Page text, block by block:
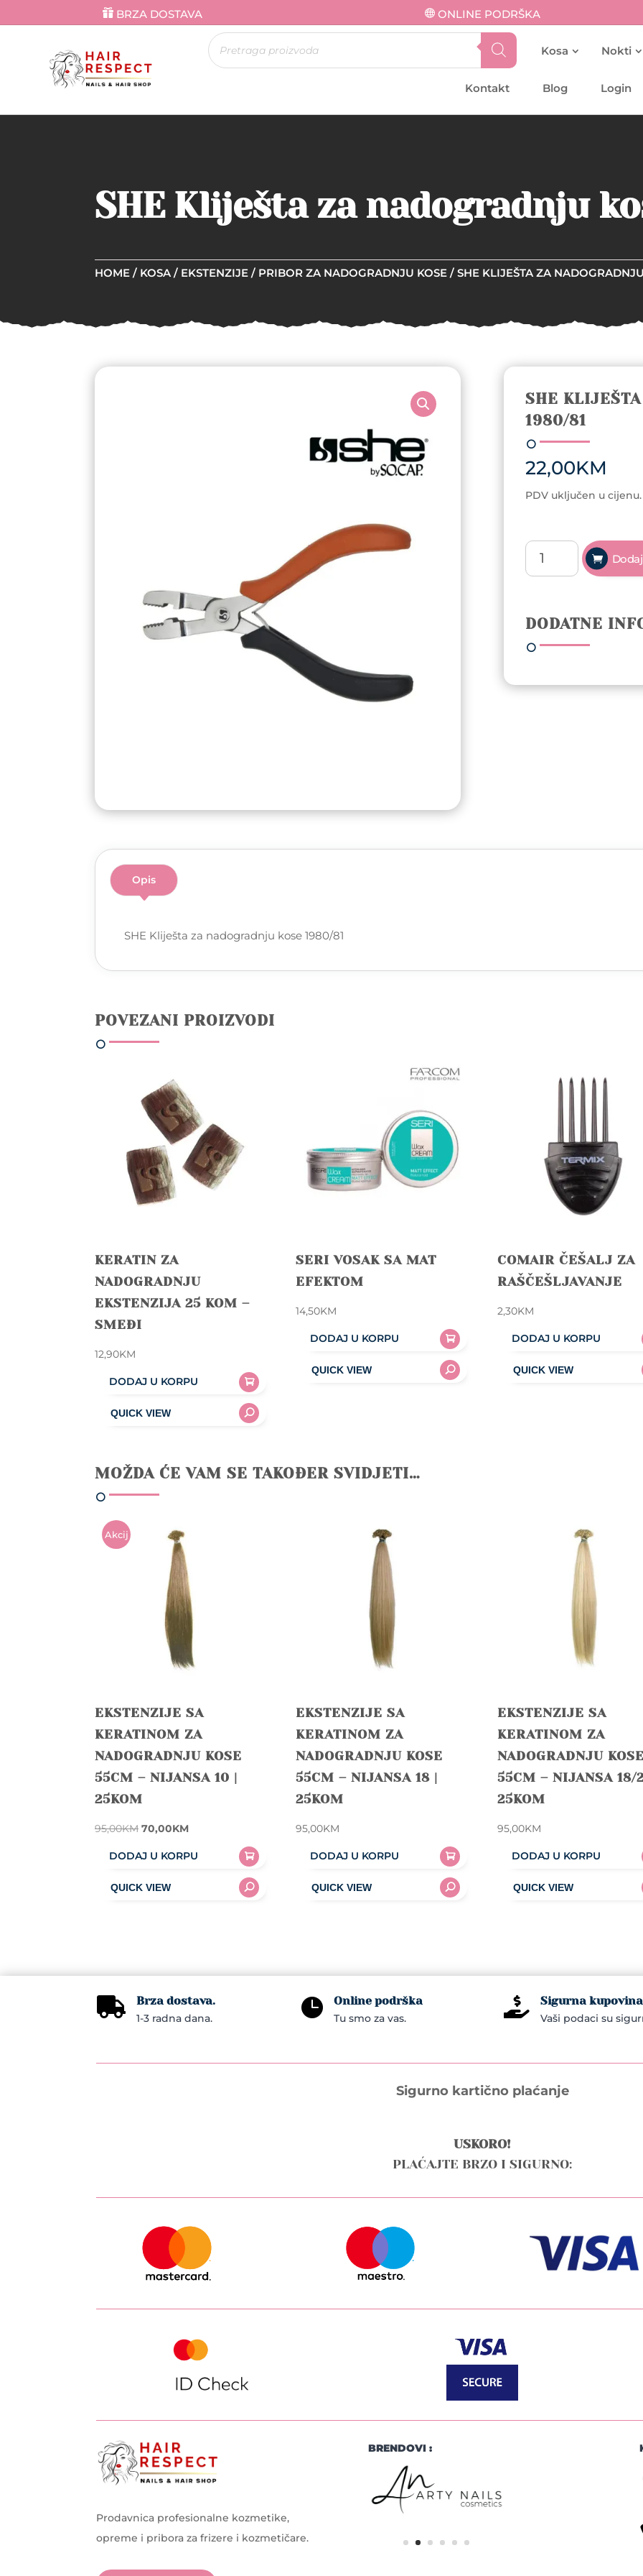
BRZA DOSTAVA ONLINE PODRŠKA
Products
search Kosa Nokti
Kontakt Blog Login
SHE Kliješta za nadogradnju
HOME / KOSA / EKSTENZIJE / PRIBOR ZA NADOGRADNJU KOSE / SHE KLIJEŠTA ZA
SHE
1980/81
22,00KM
PDV uključen u cijenu.
SHE
Kliješta
za
1980/81
količina
DODATNE
Opis
SHE Kliješta za nadogradnju kose 1980/81
POVEZANI PROIZVODI
KERATIN ZA
NADOGRADNJU
EKSTENZIJA 25 KOM –
SMEĐI
12,90KM
DODAJ U KORPU
SERI VOSAK SA MAT
EFEKTOM
14,50KM
DODAJ U KORPU
COMAIR ČEŠALJ ZA
RAŠČEŠLJAVANJE
2,30KM
DODAJ U KORPU
MOŽDA ĆE VAM SE TAKOĐER SVIDJETI…
Akcij
EKSTENZIJE SA
KERATINOM ZA
NADOGRADNJU KOSE
55CM – NIJANSA 10 |
25KOM
95,00KM Original
95,00KM.
70,00KMCurrent
DODAJ U KORPU
EKSTENZIJE SA
KERATINOM ZA
NADOGRADNJU KOSE
55CM – NIJANSA 18 |
25KOM
95,00KM
DODAJ U KORPU
EKSTENZIJE SA
KERATINOM ZA
NADOGRADNJU KOSE
55CM – NIJANSA 18/
25KOM
95,00KM
DODAJ U KORPU
 Brza dostava.
1-3 radna dana.  Online podrška
Tu smo za vas.  Sigurna
Vaši podaci su
Sigurno kartično plaćanje
USKORO!
PLAĆAJTE BRZO I SIGURNO:
Prodavnica profesionalne kozmetike,
opreme i pribora za frizere i kozmetičare.
BRENDOVI :